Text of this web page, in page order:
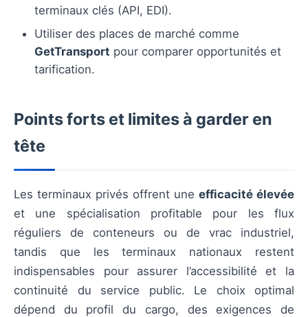
terminaux clés (API, EDI).
Utiliser des places de marché comme
GetTransport pour comparer opportunités et
tarification.
Points forts et limites à garder en
tête
Les terminaux privés offrent une efficacité élevée
et une spécialisation profitable pour les flux
réguliers de conteneurs ou de vrac industriel,
tandis que les terminaux nationaux restent
indispensables pour assurer l’accessibilité et la
continuité du service public. Le choix optimal
dépend du profil du cargo, des exigences de